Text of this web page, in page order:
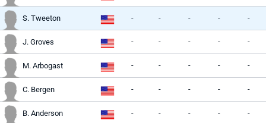
S. Tweeton - - - - -
J. Groves - - - - -
M. Arbogast - - - - -
C. Bergen - - - - -
B. Anderson - - - - -